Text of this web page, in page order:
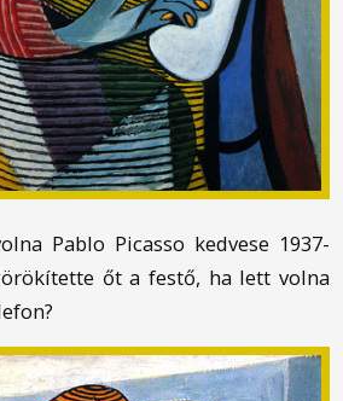
Pablo Picasso kedvese 1937-
őt a festő, ha lett volna